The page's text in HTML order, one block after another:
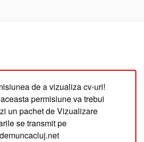
de a vizualiza cv-uri!
permisiune va trebui
un pachet de Vizualizare
se transmit pe